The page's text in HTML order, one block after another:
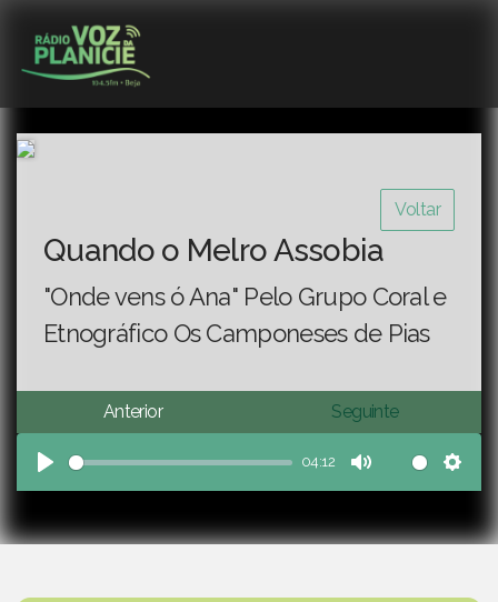
Voltar
Quando o Melro Assobia
"Onde vens ó Ana" Pelo Grupo Coral e
Etnográfico Os Camponeses de Pias
Anterior Seguinte
Play
04:12
Mute